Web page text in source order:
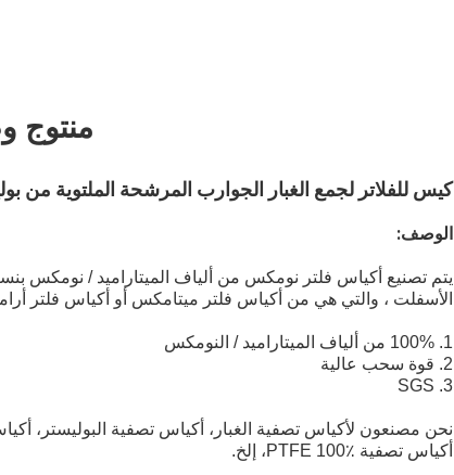
كيس للفلاتر لجمع الغبار الجوارب المرشحة الملتوية من
الوصف:
الأسفلت ، والتي هي من أكياس فلتر ميتامكس أو أكياس فلتر
1. 100% من ألياف الميتاراميد / النومكس
2. قوة سحب عالية
3. SGS
أكياس تصفية PTFE 100٪، إلخ.